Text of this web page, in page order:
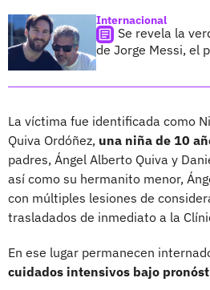
Internacional
Se revela la
de Jorge Messi, el
La víctima fue identificada como
Quiva Ordóñez, una niña de 10
padres, Ángel Alberto Quiva y
así como su hermanito menor,
con múltiples lesiones de
trasladados de inmediato a la
En ese lugar permanecen
cuidados intensivos bajo